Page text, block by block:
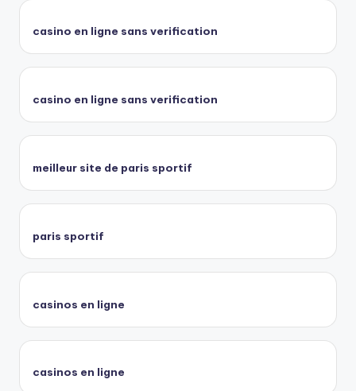
casino en ligne sans verification
casino en ligne sans verification
meilleur site de paris sportif
paris sportif
casinos en ligne
casinos en ligne